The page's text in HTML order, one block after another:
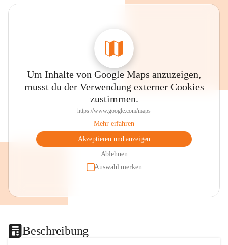
Um Inhalte von Google Maps anzuzeigen,
musst du der Verwendung externer Cookies
zustimmen.
https://www.google.com/maps
Mehr erfahren
Akzeptieren und anzeigen
Ablehnen
Auswahl merken
Beschreibung